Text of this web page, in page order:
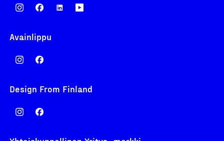
Avainlippu
Design From Finland